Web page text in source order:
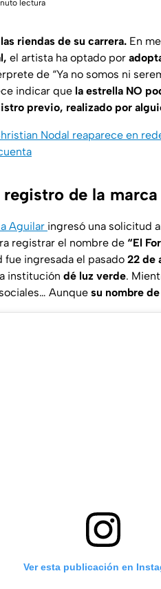
lectura
riendas de su carrera. En
el artista ha optado por
de “Ya no somos ni
indicar que la estrella NO
previo, realizado por
Nodal reaparece en
de la marca
Aguilar ingresó una solicitud
registrar el nombre de “El
fue ingresada el pasado 22 de
institución dé luz verde.
Aunque su nombre
Ver esta publicación en